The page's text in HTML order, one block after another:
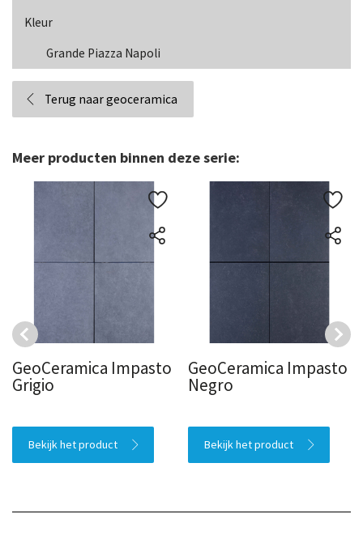
Kleur
Grande Piazza Napoli
Terug naar geoceramica
Meer producten binnen deze serie:
GeoCeramica Impasto
Grigio
Bekijk het product
GeoCeramica Impasto
Negro
Bekijk het product